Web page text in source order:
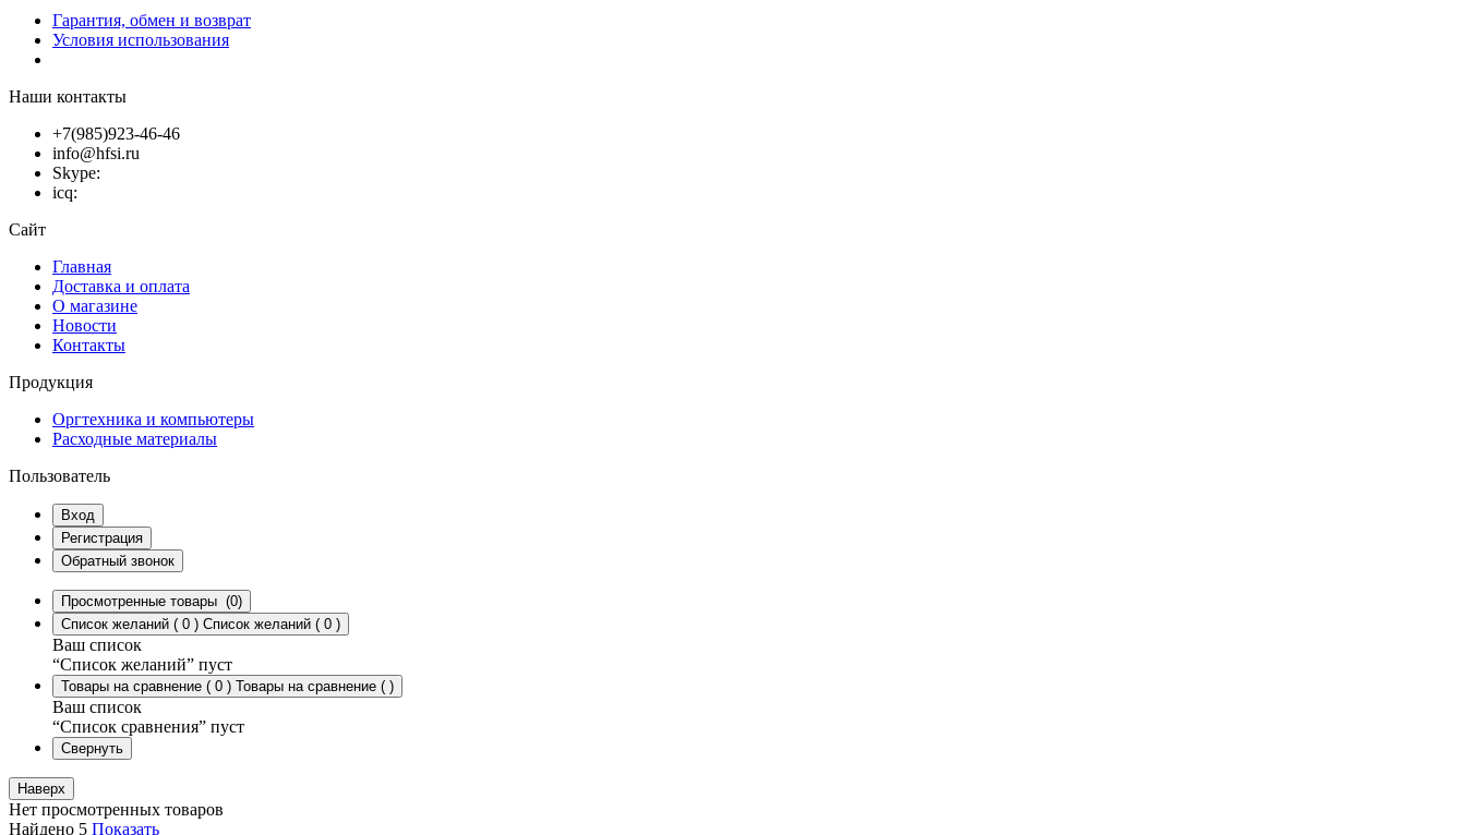
Гарантия, обмен и возврат
Условия использования
Наши контакты
+7(985)923-46-46
info@hfsi.ru
Skype:
icq:
Сайт
Главная
Доставка и оплата
О магазине
Новости
Контакты
Продукция
Оргтехника и компьютеры
Расходные материалы
Пользователь
Вход
Регистрация
Обратный звонок
Просмотренные товары (0)
Список желаний ( 0 ) Список желаний ( 0 )
Ваш список
“Список желаний” пуст
Товары на сравнение ( 0 ) Товары на сравнение ( )
Ваш список
“Список сравнения” пуст
Свернуть
Наверх
Нет просмотренных товаров
Найдено 5 Показать